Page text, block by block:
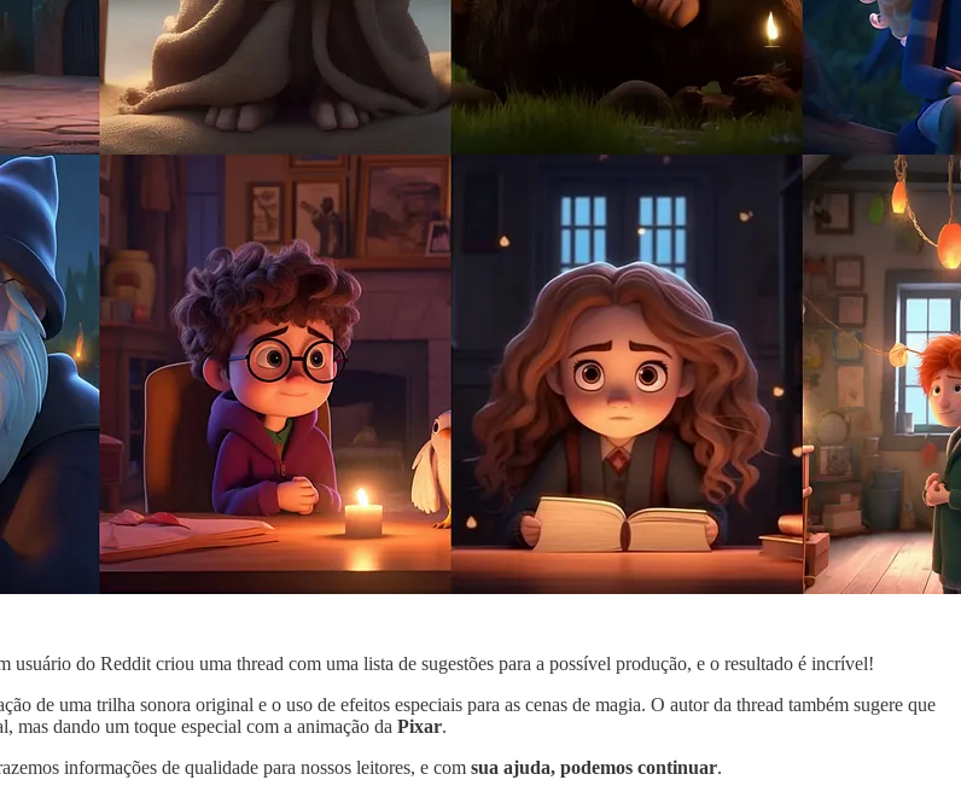
usuário do Reddit criou uma thread com uma lista de sugestões para a possível produção, e o resultado é incrível!
de uma trilha sonora original e o uso de efeitos especiais para as cenas de magia. O autor da thread também sugere que
mas dando um toque especial com a animação da Pixar.
informações de qualidade para nossos leitores, e com sua ajuda, podemos continuar.